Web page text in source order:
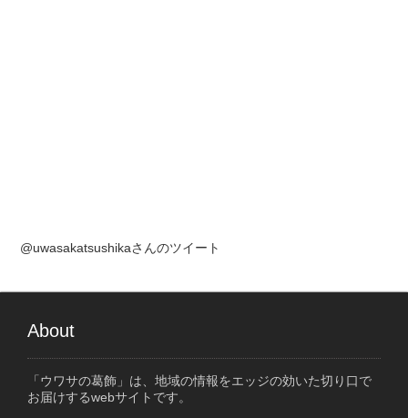
@uwasakatsushikaさんのツイート
About
「ウワサの葛飾」は、地域の情報をエッジの効いた切り口で
お届けするwebサイトです。